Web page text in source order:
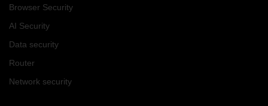
Browser Security
AI Security
Data security
Router
Network security